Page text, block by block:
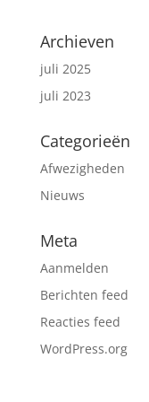
Archieven
juli 2025
juli 2023
Categorieën
Afwezigheden
Nieuws
Meta
Aanmelden
Berichten feed
Reacties feed
WordPress.org